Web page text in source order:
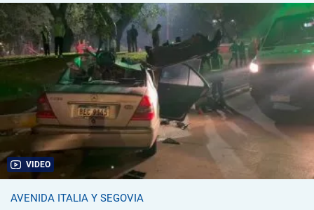
VIDEO
AVENIDA ITALIA Y SEGOVIA